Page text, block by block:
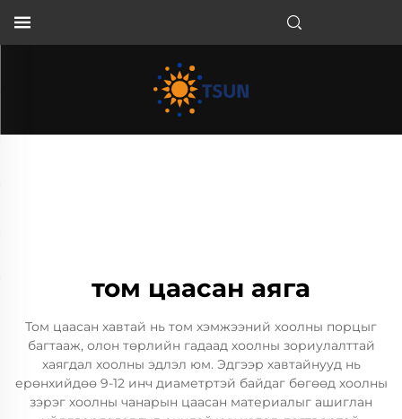
том цаасан аяга
Том цаасан хавтай нь том хэмжээний хоолны порцыг
багтааж, олон төрлийн гадаад хоолны зориулалттай
хаягдал хоолны эдлэл юм. Эдгээр хавтайнууд нь
ерөнхийдөө 9-12 инч диаметртэй байдаг бөгөөд хоолны
зэрэг хоолны чанарын цаасан материалыг ашиглан